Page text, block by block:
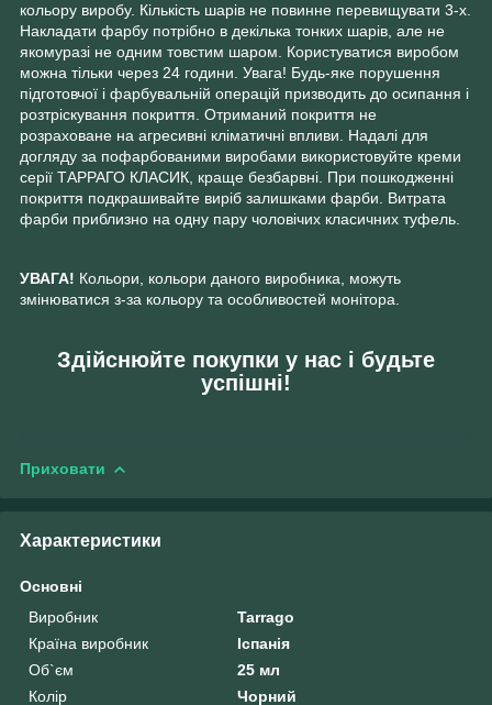
кольору виробу. Кількість шарів не повинне перевищувати 3-х.
Накладати фарбу потрібно в декілька тонких шарів, але не
якомуразі не одним товстим шаром. Користуватися виробом
можна тільки через 24 години. Увага! Будь-яке порушення
підготовчої і фарбувальній операцій призводить до осипання і
розтріскування покриття. Отриманий покриття не
розраховане на агресивні кліматичні впливи. Надалі для
догляду за пофарбованими виробами використовуйте креми
серії ТАРРАГО КЛАСИК, краще безбарвні. При пошкодженні
покриття подкрашивайте виріб залишками фарби. Витрата
фарби приблизно на одну пару чоловічих класичних туфель.
УВАГА! Кольори, кольори даного виробника, можуть
змінюватися з-за кольору та особливостей монітора.
Здійснюйте покупки у нас і будьте
успішні!
Приховати
Характеристики
Основні
Виробник
Tarrago
Країна виробник
Іспанія
Об`єм
25 мл
Колір
Чорний